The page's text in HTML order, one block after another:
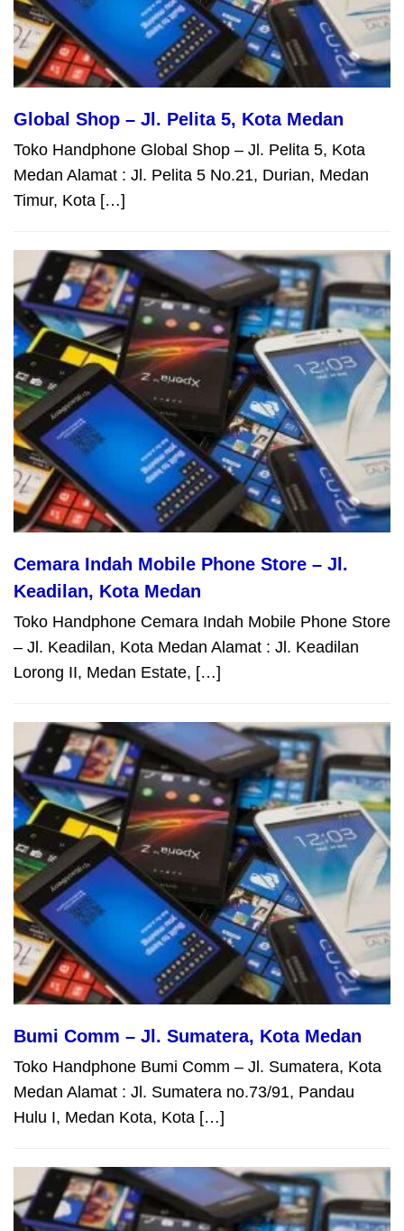
Global Shop – Jl. Pelita 5, Kota Medan
Toko Handphone Global Shop – Jl. Pelita 5, Kota
Medan Alamat : Jl. Pelita 5 No.21, Durian, Medan
Timur, Kota […]
Cemara Indah Mobile Phone Store – Jl.
Keadilan, Kota Medan
Toko Handphone Cemara Indah Mobile Phone Store
– Jl. Keadilan, Kota Medan Alamat : Jl. Keadilan
Lorong II, Medan Estate, […]
Bumi Comm – Jl. Sumatera, Kota Medan
Toko Handphone Bumi Comm – Jl. Sumatera, Kota
Medan Alamat : Jl. Sumatera no.73/91, Pandau
Hulu I, Medan Kota, Kota […]